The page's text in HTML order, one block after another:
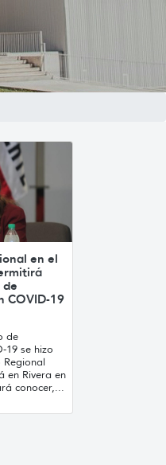
en el
de
COVID-19
de
19 se hizo
en Rivera en
conocer,...